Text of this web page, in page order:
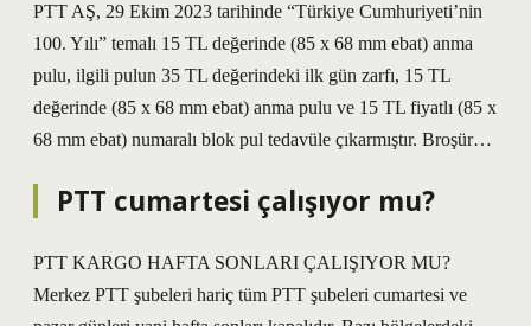
PTT AŞ, 29 Ekim 2023 tarihinde “Türkiye Cumhuriyeti’nin
100. Yılı” temalı 15 TL değerinde (85 x 68 mm ebat) anma
pulu, ilgili pulun 35 TL değerindeki ilk gün zarfı, 15 TL
değerinde (85 x 68 mm ebat) anma pulu ve 15 TL fiyatlı (85 x
68 mm ebat) numaralı blok pul tedavüle çıkarmıştır. Broşür…
PTT cumartesi çalışıyor mu?
PTT KARGO HAFTA SONLARI ÇALIŞIYOR MU?
Merkez PTT şubeleri hariç tüm PTT şubeleri cumartesi ve